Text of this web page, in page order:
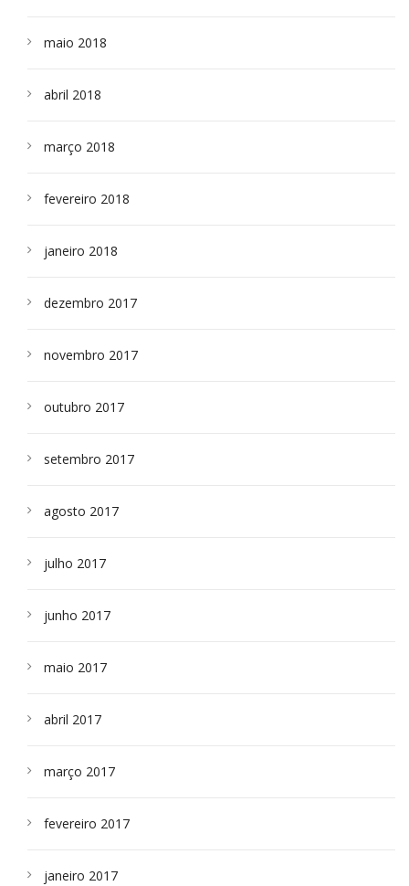
maio 2018
abril 2018
março 2018
fevereiro 2018
janeiro 2018
dezembro 2017
novembro 2017
outubro 2017
setembro 2017
agosto 2017
julho 2017
junho 2017
maio 2017
abril 2017
março 2017
fevereiro 2017
janeiro 2017